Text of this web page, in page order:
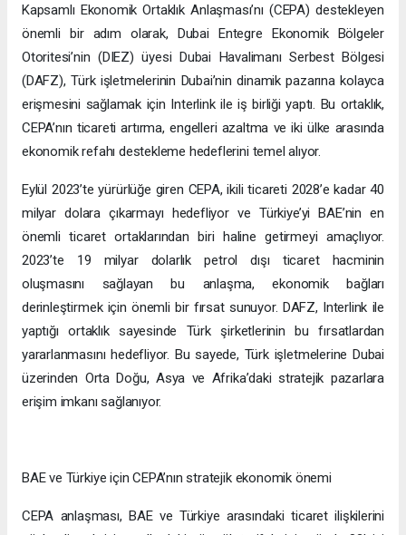
Kapsamlı Ekonomik Ortaklık Anlaşması’nı (CEPA) destekleyen
önemli bir adım olarak, Dubai Entegre Ekonomik Bölgeler
Otoritesi’nin (DIEZ) üyesi Dubai Havalimanı Serbest Bölgesi
(DAFZ), Türk işletmelerinin Dubai’nin dinamik pazarına kolayca
erişmesini sağlamak için Interlink ile iş birliği yaptı. Bu ortaklık,
CEPA’nın ticareti artırma, engelleri azaltma ve iki ülke arasında
ekonomik refahı destekleme hedeflerini temel alıyor.
Eylül 2023’te yürürlüğe giren CEPA, ikili ticareti 2028’e kadar 40
milyar dolara çıkarmayı hedefliyor ve Türkiye’yi BAE’nin en
önemli ticaret ortaklarından biri haline getirmeyi amaçlıyor.
2023’te 19 milyar dolarlık petrol dışı ticaret hacminin
oluşmasını sağlayan bu anlaşma, ekonomik bağları
derinleştirmek için önemli bir fırsat sunuyor. DAFZ, Interlink ile
yaptığı ortaklık sayesinde Türk şirketlerinin bu fırsatlardan
yararlanmasını hedefliyor. Bu sayede, Türk işletmelerine Dubai
üzerinden Orta Doğu, Asya ve Afrika’daki stratejik pazarlara
erişim imkanı sağlanıyor.